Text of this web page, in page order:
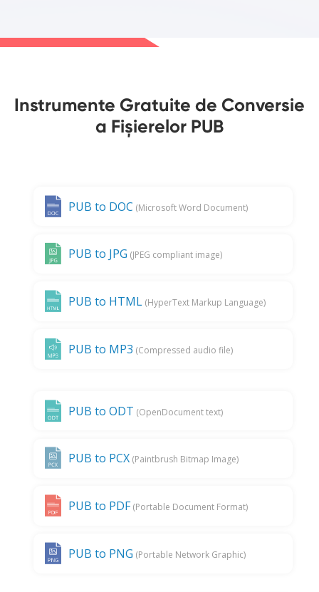
Instrumente Gratuite de Conversie
a Fișierelor PUB
PUB to DOC (Microsoft Word Document)
PUB to JPG (JPEG compliant image)
PUB to HTML (HyperText Markup Language)
PUB to MP3 (Compressed audio file)
PUB to ODT (OpenDocument text)
PUB to PCX (Paintbrush Bitmap Image)
PUB to PDF (Portable Document Format)
PUB to PNG (Portable Network Graphic)